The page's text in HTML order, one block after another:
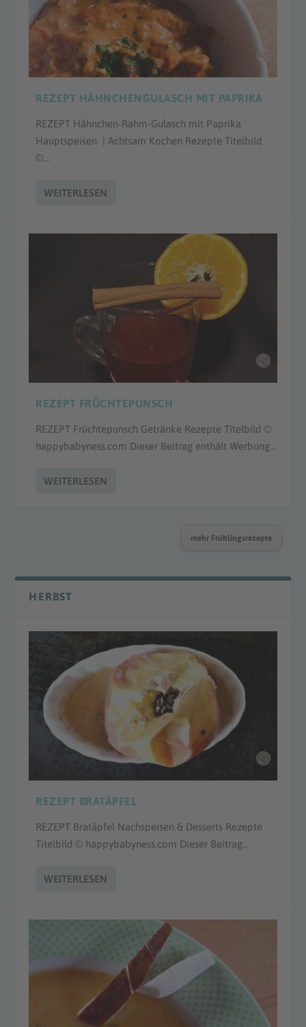
REZEPT HÄHNCHENGULASCH MIT PAPRIKA
REZEPT Hähnchen-Rahm-Gulasch mit Paprika
Hauptspeisen | Achtsam Kochen Rezepte Titelbild
©...
WEITERLESEN
REZEPT FRÜCHTEPUNSCH
REZEPT Früchtepunsch Getränke Rezepte Titelbild ©
happybabyness.com Dieser Beitrag enthält Werbung...
WEITERLESEN
mehr Frühlingsrezepte
HERBST
REZEPT BRATÄPFEL
REZEPT Bratäpfel Nachspeisen & Desserts Rezepte
Titelbild © happybabyness.com Dieser Beitrag...
WEITERLESEN